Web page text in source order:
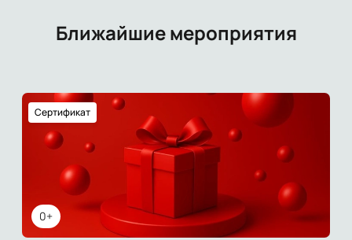
Ближайшие мероприятия
0+
Сертификат